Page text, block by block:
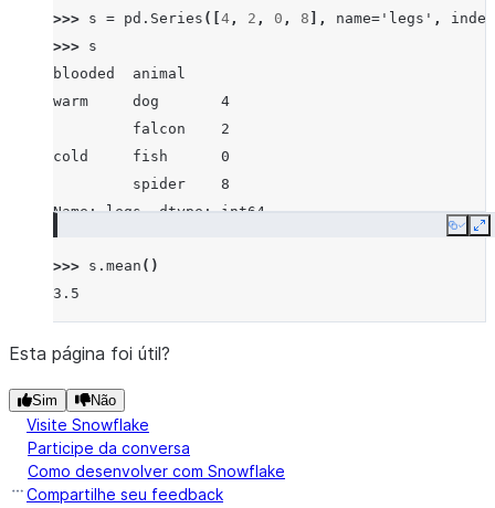
>>> s = pd . Series ([ 4 , 2 , 0 , 8 ], name= 'legs' ,
index
>>> s
blooded  animal
warm     dog       4
         falcon    2
cold     fish      0
         spider    8
Name: legs, dtype: int64
Copy
>>> s . mean ()
3.5
Esta página foi útil?
Sim Não
Visite Snowflake
Participe da conversa
Como desenvolver com Snowflake
Compartilhe seu feedback